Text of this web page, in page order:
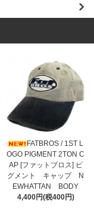
FATBROS / 1ST L
OGO PIGMENT 2TON C
AP [ファットブロス] ピ
グメント キャップ N
EWHATTAN BODY
4,400円(税400円)